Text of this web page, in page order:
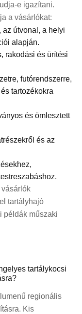
e igazítani.
a vásárlókat:
az útvonal, a helyi
alapján.
rakodási és ürítési
futórendszerre,
tartozékokra
és ömlesztett
és az
tartályhajó
példák műszaki
tartálykocsi
regionális
Kis